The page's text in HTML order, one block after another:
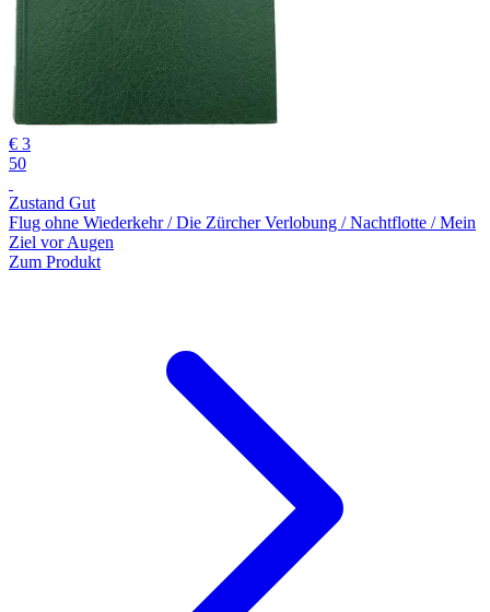
€ 3
50
Zustand Gut
Flug ohne Wiederkehr / Die Zürcher Verlobung / Nachtflotte / Mein
Ziel vor Augen
Zum Produkt